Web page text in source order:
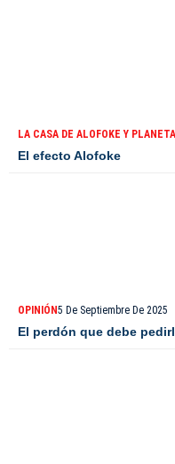
LA CASA DE ALOFOKE Y
El efecto Alofoke
OPINIÓN5 De Septiembre De 2025
El perdón que debe